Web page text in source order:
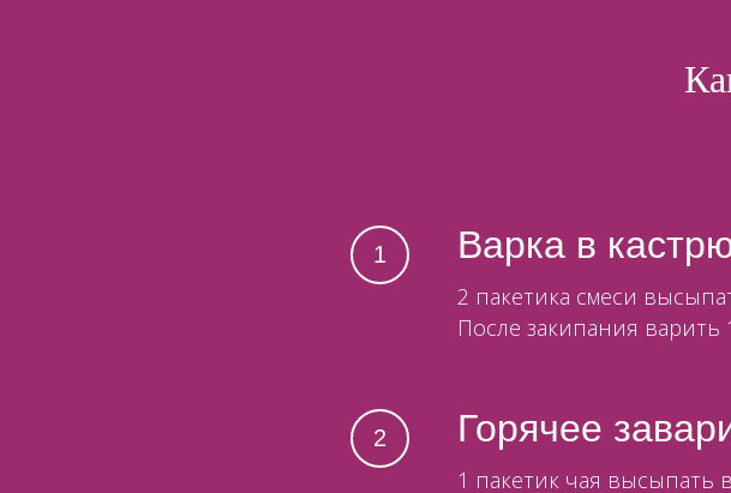
Варка в
2 пакетика смеси
После закипания варить
Горячее
1 пакетик чая высыпать